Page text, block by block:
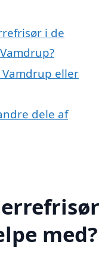
i de
eller
dele af
med?